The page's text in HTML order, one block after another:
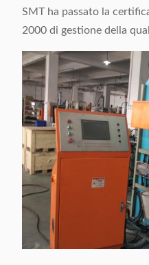
SMT ha passato la
2000 di gestione della